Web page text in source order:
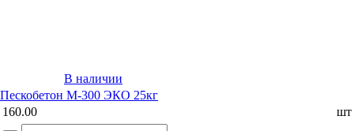
В наличии
Пескобетон М-300 ЭКО 25кг
160.00
шт